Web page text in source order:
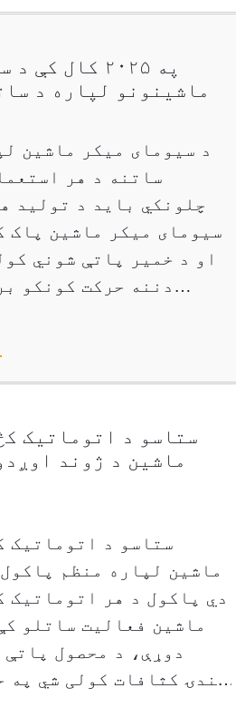
په ۲۰۲۵ کال
ماشینونو لپاره د
د سیومای میکر ماشین
ساتنه د هر
چلونکي باید د تولید
سیومای میکر ماشین پاک
او د خمیر پاتې شوني
دننه حرکت کونکو
ستاسو د اتوماتیک
ماشین د ژوند
ستاسو د اتوماتیک
ماشین لپاره منظم
دي پاکول د هر اتوماتیک
ماشین فعالیت ساتلو
دوړې، د محصول
بندۍ کثافات کولی شي په